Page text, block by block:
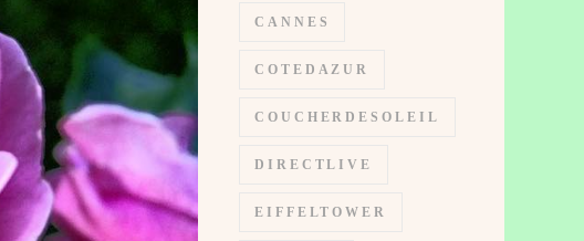
CANNES
COTEDAZUR
COUCHERDESOLEIL
DIRECTLIVE
EIFFELTOWER